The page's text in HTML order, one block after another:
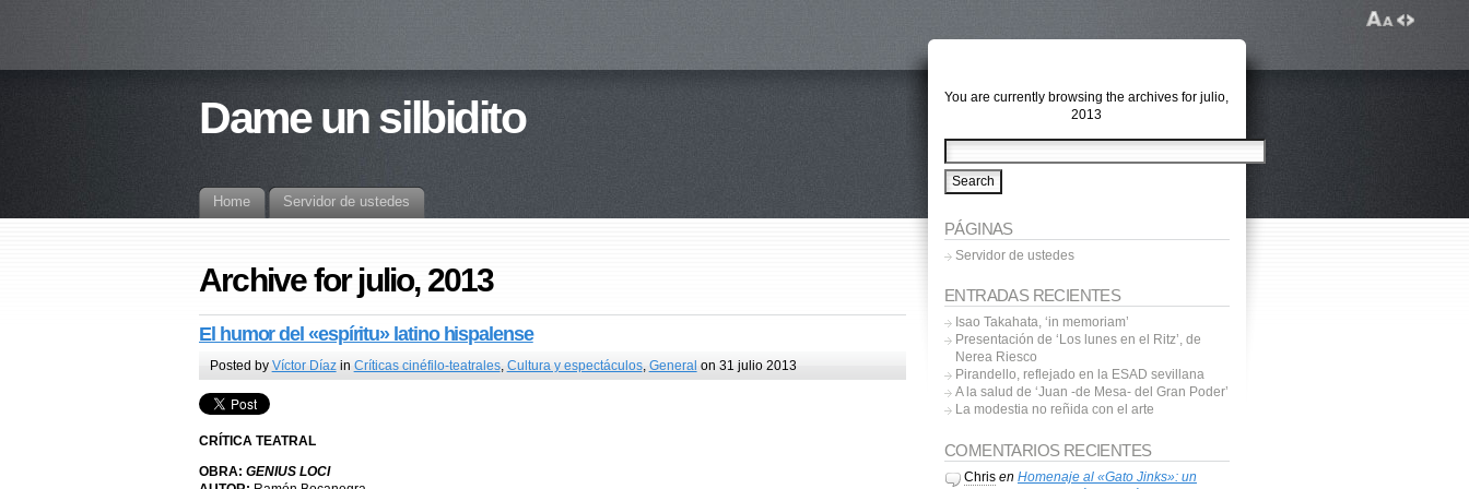
Dame un silbidito
Home Servidor de ustedes
Archive for julio, 2013
El humor del «espíritu» latino hispalense
Posted by Víctor Díazin Críticas cinéfilo-teatrales, Cultura y espectáculos, General on 31 julio 2013
CRÍTICA TEATRAL
OBRA: GENIUS LOCI
You are currently browsing the archives for julio,
2013
PÁGINAS
Servidor de ustedes
ENTRADAS RECIENTES
Isao Takahata, ‘in memoriam’
Presentación de ‘Los lunes en el Ritz’, de
Nerea Riesco
Pirandello, reflejado en la ESAD sevillana
A la salud de ‘Juan -de Mesa- del Gran Poder’
La modestia no reñida con el arte
COMENTARIOS RECIENTES
Chrisen Homenaje al «Gato Jinks»: un